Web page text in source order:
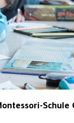
Schule